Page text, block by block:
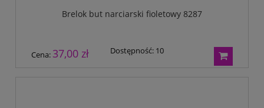
Brelok but narciarski fioletowy 8287
Cena: 37,00 zł Dostępność: 10